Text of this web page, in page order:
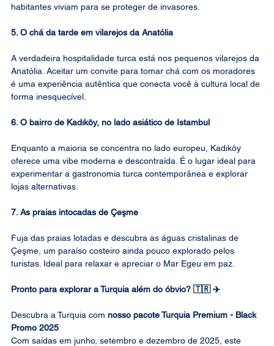
habitantes viviam para se proteger de invasores.
5. O chá da tarde em vilarejos da Anatólia
A verdadeira hospitalidade turca está nos pequenos vilarejos da
Anatólia. Aceitar um convite para tomar chá com os moradores
é uma experiência autêntica que conecta você à cultura local de
forma inesquecível.
6. O bairro de Kadıköy, no lado asiático de Istambul
Enquanto a maioria se concentra no lado europeu, Kadıköy
oferece uma vibe moderna e descontraída. É o lugar ideal para
experimentar a gastronomia turca contemporânea e explorar
lojas alternativas.
7. As praias intocadas de Çeşme
Fuja das praias lotadas e descubra as águas cristalinas de
Çeşme, um paraíso costeiro ainda pouco explorado pelos
turistas. Ideal para relaxar e apreciar o Mar Egeu em paz.
Pronto para explorar a Turquia além do óbvio? 🇹🇷 ✈️
Descubra a Turquia com nosso pacote Turquia Premium - Black
Promo 2025
Com saídas em junho, setembro e dezembro de 2025, este